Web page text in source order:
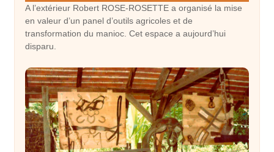
A l’extérieur Robert ROSE-ROSETTE a organisé la mise
en valeur d’un panel d’outils agricoles et de
transformation du manioc. Cet espace a aujourd’hui
disparu.